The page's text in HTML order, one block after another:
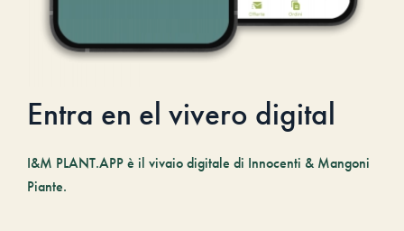
Entra en el vivero digital
I&M PLANT.APP è il vivaio digitale di Innocenti & Mangoni
Piante.